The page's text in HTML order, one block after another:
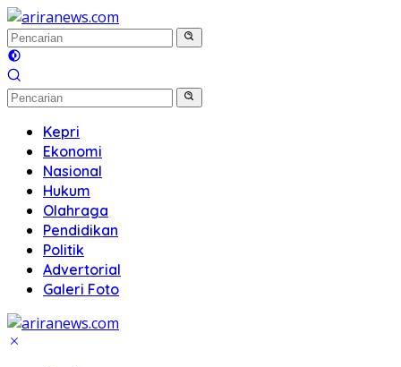
Langsung
ke
konten
Kepri
Ekonomi
Nasional
Hukum
Olahraga
Pendidikan
Politik
Advertorial
Galeri Foto